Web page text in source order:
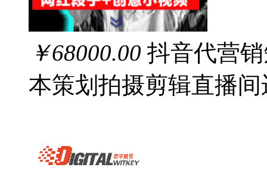
￥68000.00 抖音代营
本策划拍摄剪辑直播